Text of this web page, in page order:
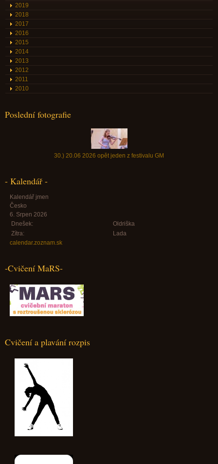
2019
2018
2017
2016
2015
2014
2013
2012
2011
2010
Poslední fotografie
30.) 20.06 2026 opět jeden z festivalu GM
- Kalendář -
Kalendář jmen
Česko
6. Srpen 2026
Dnešek:
Oldriška
Zítra:
Lada
calendar.zoznam.sk
-Cvičení MaRS-
Cvičení a plavání rozpis